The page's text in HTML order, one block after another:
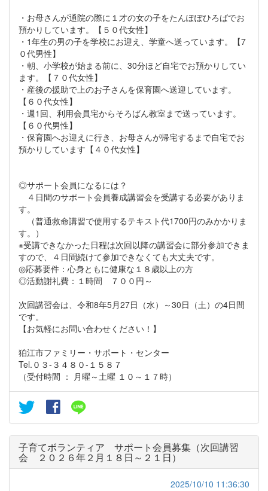
・お母さんが通院の際に１才の女の子をたんぽぽひろばでお
預かりしています。【５０代女性】
・1年生の男の子を学校にお迎え、学童へ送っています。【7
０代男性】
・朝、小学校が始まる前に、30分ほど自宅でお預かりしてい
ます。【７０代女性】
・産後の援助で上のお子さんを保育園へ送迎しています。
【６０代女性】
・週1回、利用会員宅からそろばん教室まで送っています。
【６０代男性】
・保育園へお迎えに行き、お母さんが帰宅するまで自宅でお
預かりしています【４０代女性】
◎サポート会員になるには？
４日間のサポート会員養成講習会を受講する必要がありま
す。
（普通救命講習で使用するテキスト代1700円のみかかりま
す。）
※受講できなかった日程は次回以降の講習会に部分参加できま
すので、４日間続けて参加できなくても大丈夫です。
◎応募要件：心身ともに健康な１８歳以上の方
◎活動謝礼費：１時間 ７００円～
次回講習会は、令和8年5月27日（水）～30日（土）の4日間
です。
【お気軽にお問い合わせください！】
狛江市ファミリー・サポート・センター
Tel.０３-３４８０-１５８７
（受付時間 ： 月曜～土曜 １０～１７時）
子育てボランティア サポート会員募集（次回講習
会 ２０２６年２月１８日～２１日）
2025/10/10 11:36:30